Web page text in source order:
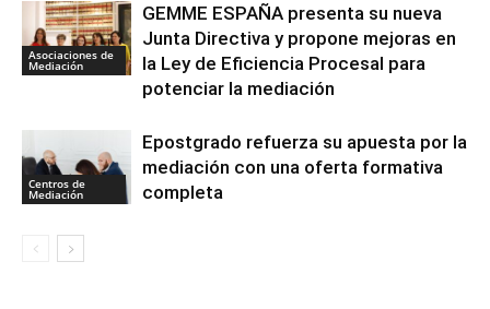
Asociaciones de
Mediación
GEMME ESPAÑA presenta su nueva
Junta Directiva y propone mejoras en
la Ley de Eficiencia Procesal para
potenciar la mediación
Centros de
Mediación
Epostgrado refuerza su apuesta por la
mediación con una oferta formativa
completa